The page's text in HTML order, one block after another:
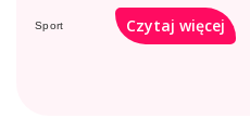
Sport Czytaj więcej